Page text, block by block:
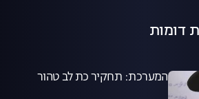
דומות
המערכת: תחקיר כת לב טהור